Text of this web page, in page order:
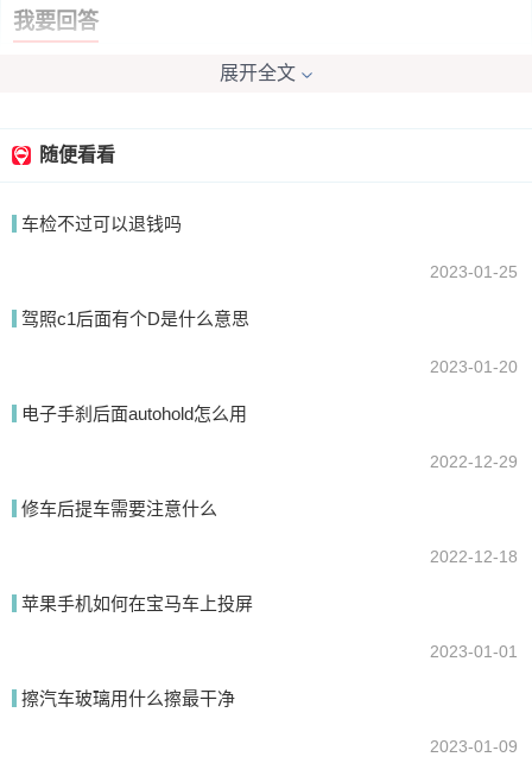
我要回答
展开全文
随便看看
车检不过可以退钱吗
2023-01-25
驾照c1后面有个D是什么意思
2023-01-20
电子手刹后面autohold怎么用
2022-12-29
修车后提车需要注意什么
2022-12-18
苹果手机如何在宝马车上投屏
2023-01-01
擦汽车玻璃用什么擦最干净
2023-01-09